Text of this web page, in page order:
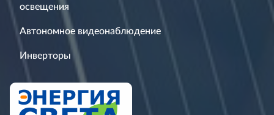
освещения
Автономное видеонаблюдение
Инверторы